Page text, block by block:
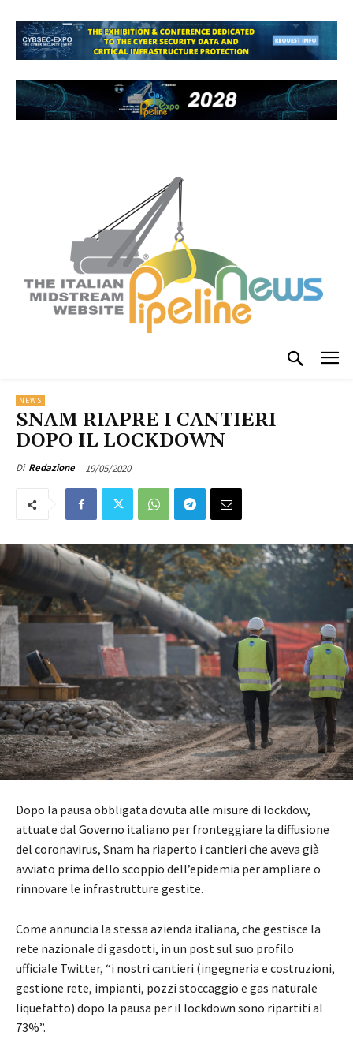
NEWS
SNAM RIAPRE I CANTIERI
DOPO IL LOCKDOWN
Di Redazione 19/05/2020
Dopo la pausa obbligata dovuta alle misure di lockdow,
attuate dal Governo italiano per fronteggiare la diffusione
del coronavirus, Snam ha riaperto i cantieri che aveva già
avviato prima dello scoppio dell’epidemia per ampliare o
rinnovare le infrastrutture gestite.
Come annuncia la stessa azienda italiana, che gestisce la
rete nazionale di gasdotti, in un post sul suo profilo
ufficiale Twitter, “i nostri cantieri (ingegneria e costruzioni,
gestione rete, impianti, pozzi stoccaggio e gas naturale
liquefatto) dopo la pausa per il lockdown sono ripartiti al
73%”.